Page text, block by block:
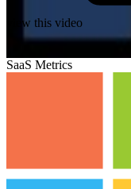
view this video
SaaS Metrics